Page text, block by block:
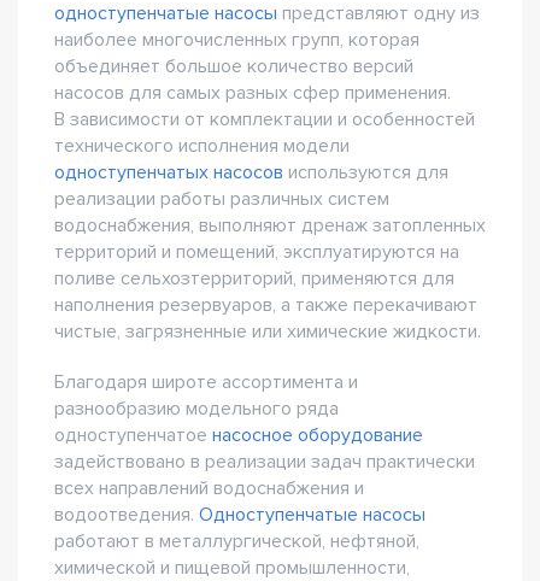
одноступенчатые насосы представляют одну из
наиболее многочисленных групп, которая
объединяет большое количество версий
насосов для самых разных сфер применения.
В зависимости от комплектации и особенностей
технического исполнения модели
одноступенчатых насосов используются для
реализации работы различных систем
водоснабжения, выполняют дренаж затопленных
территорий и помещений, эксплуатируются на
поливе сельхозтерриторий, применяются для
наполнения резервуаров, а также перекачивают
чистые, загрязненные или химические жидкости.
Благодаря широте ассортимента и
разнообразию модельного ряда
одноступенчатое насосное оборудование
задействовано в реализации задач практически
всех направлений водоснабжения и
водоотведения. Одноступенчатые насосы
работают в металлургической, нефтяной,
химической и пищевой промышленности,